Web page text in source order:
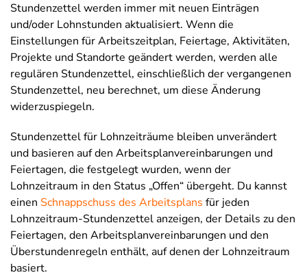
Stundenzettel werden immer mit neuen Einträgen
und/oder Lohnstunden aktualisiert. Wenn die
Einstellungen für Arbeitszeitplan, Feiertage, Aktivitäten,
Projekte und Standorte geändert werden, werden alle
regulären Stundenzettel, einschließlich der vergangenen
Stundenzettel, neu berechnet, um diese Änderung
widerzuspiegeln.
Stundenzettel für Lohnzeiträume bleiben unverändert
und basieren auf den Arbeitsplanvereinbarungen und
Feiertagen, die festgelegt wurden, wenn der
Lohnzeitraum in den Status „Offen“ übergeht. Du kannst
einen Schnappschuss des Arbeitsplans für jeden
Lohnzeitraum-Stundenzettel anzeigen, der Details zu den
Feiertagen, den Arbeitsplanvereinbarungen und den
Überstundenregeln enthält, auf denen der Lohnzeitraum
basiert.